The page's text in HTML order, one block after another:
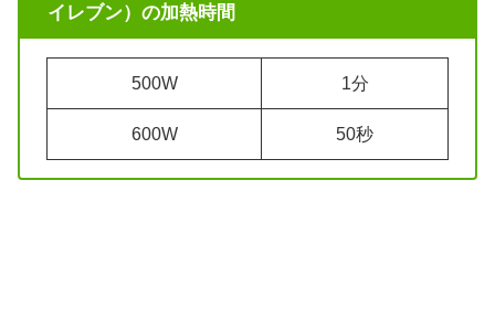
イレブン）の加熱時間
500W 1分
600W 50秒